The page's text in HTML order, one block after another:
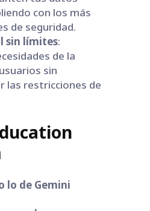
con los más
de seguridad.
sin límites:
de la
sin
las restricciones de
lo de Gemini